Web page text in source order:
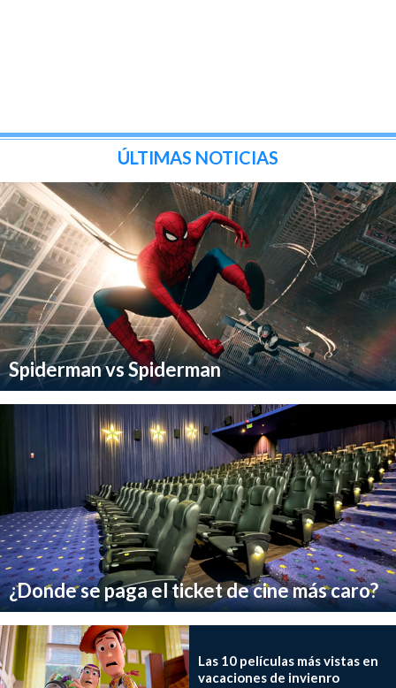
ÚLTIMAS NOTICIAS
Spiderman vs Spiderman
¿Donde se paga el ticket de cine más caro?
Las 10 películas más vistas en
vacaciones de invienro